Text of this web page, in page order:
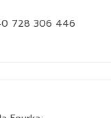
728 306 446